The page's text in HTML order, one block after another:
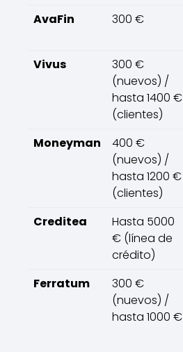
AvaFin 300 €
Vivus
300 €
(nuevos) /
hasta 1400 €
(clientes)
Moneyman
400 €
(nuevos) /
hasta 1200 €
(clientes)
Creditea
Hasta 5000
€ (línea de
crédito)
Ferratum
300 €
(nuevos) /
hasta 1000 €